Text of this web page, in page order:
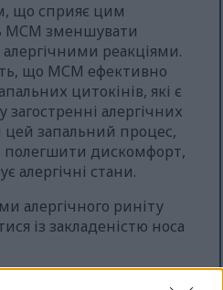
що сприяє цим
МСМ зменшувати
реакціями.
що МСМ ефективно
цитокінів, які є
алергічних
запальний процес,
дискомфорт,
алергічні стани.
алергічного риніту
із закладеністю носа